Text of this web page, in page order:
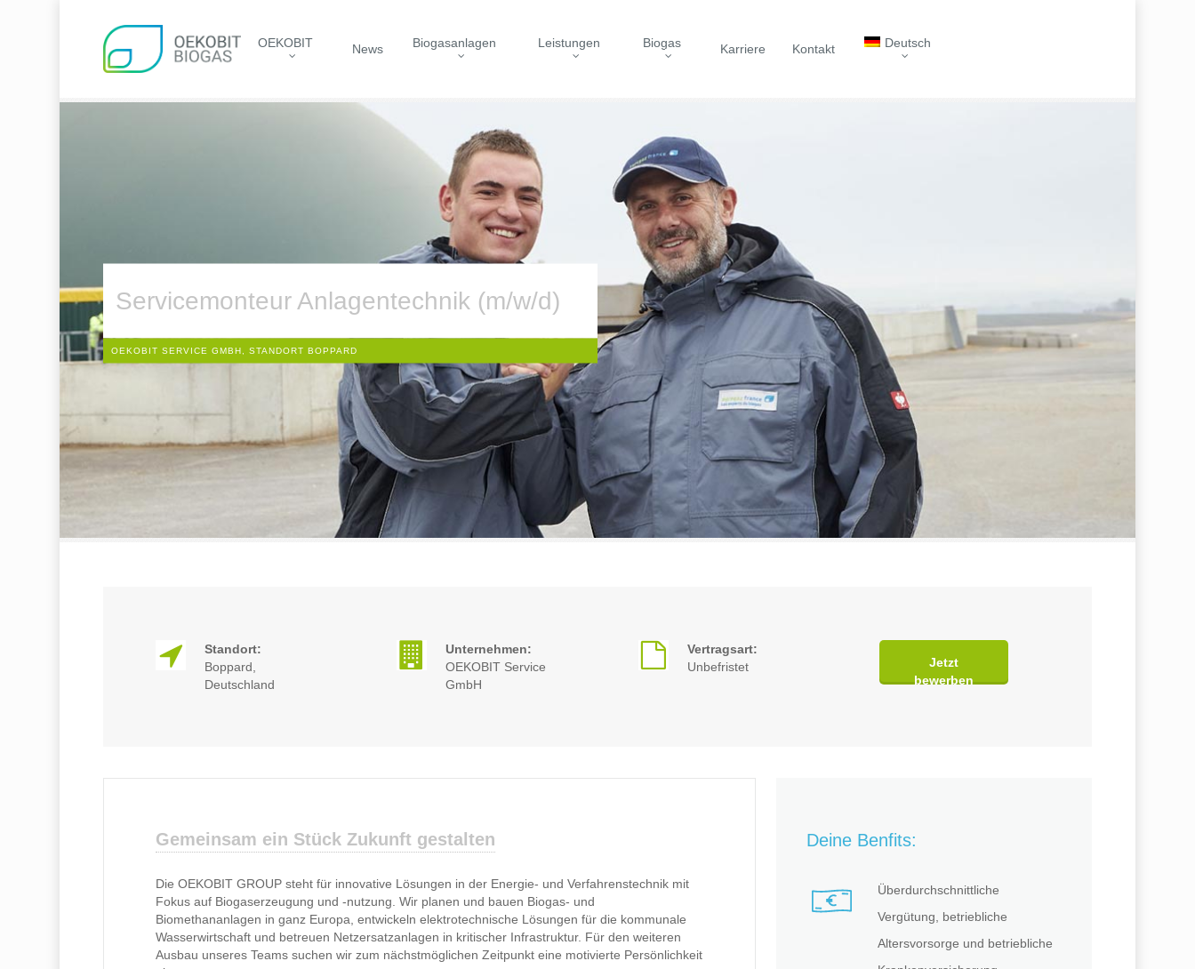
OEKOBIT News Biogasanlagen Leistungen Biogas Karriere Kontakt Deutsch
Servicemonteur Anlagentechnik (m/w/d)
OEKOBIT SERVICE GMBH, STANDORT BOPPARD
Standort:
Boppard,
Deutschland
Unternehmen:
OEKOBIT Service
GmbH
Vertragsart:
Unbefristet
Jetzt
bewerben
Gemeinsam ein Stück Zukunft gestalten
Die OEKOBIT GROUP steht für innovative Lösungen in der Energie- und Verfahrenstechnik mit
Fokus auf Biogaserzeugung und -nutzung. Wir planen und bauen Biogas- und
Biomethananlagen in ganz Europa, entwickeln elektrotechnische Lösungen für die kommunale
Wasserwirtschaft und betreuen Netzersatzanlagen in kritischer Infrastruktur. Für den weiteren
Ausbau unseres Teams suchen wir zum nächstmöglichen Zeitpunkt eine motivierte Persönlichkeit
Deine Benfits:
Überdurchschnittliche
Vergütung, betriebliche
Altersvorsorge und betriebliche